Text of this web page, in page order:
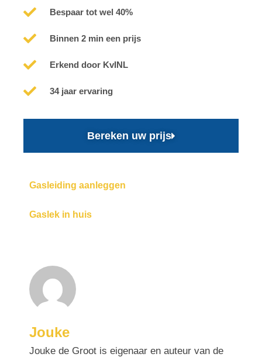
Bespaar tot wel 40%
Binnen 2 min een prijs
Erkend door KvINL
34 jaar ervaring
Bereken uw prijs
Gasleiding aanleggen
Gaslek in huis
Jouke
Jouke de Groot is eigenaar en auteur van de